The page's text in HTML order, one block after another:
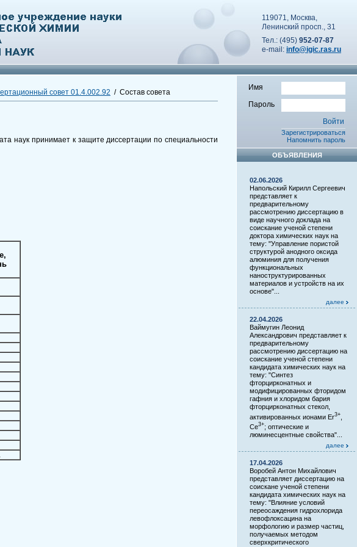
119071, Москва,
Ленинский просп., 31
Тел.: (495) 952-07-87
e-mail: info@igic.ras.ru
совет 01.4.002.92 / Состав совета
наук принимает к защите диссертации по специальности
Имя
Пароль
Зарегистрироваться
Напомнить пароль
ОБЪЯВЛЕНИЯ
02.06.2026
Напольский Кирилл Сергеевич
представляет к
предварительному
рассмотрению диссертацию в
виде научного доклада на
соискание ученой степени
доктора химических наук на
тему: "Управление пористой
структурой анодного оксида
алюминия для получения
функциональных
наноструктурированных
материалов и устройств на их
основе"...
далее
22.04.2026
Ваймугин Леонид
Александрович представляет к
предварительному
рассмотрению диссертацию на
соискание ученой степени
кандидата химических наук на
тему: "Синтез
фторцирконатных и
модифицированных фторидом
гафния и хлоридом бария
фторцирконатных стекол,
активированных ионами Er3+
Ce3+; оптические и
люминесцентные свойства"...
далее
17.04.2026
Воробей Антон Михайлович
представляет диссертацию на
соискане ученой степени
кандидата химических наук на
тему: "Влияние условий
переосаждения гидрохлорида
левофлоксацина на
морфологию и размер частиц,
получаемых методом
сверхкритического